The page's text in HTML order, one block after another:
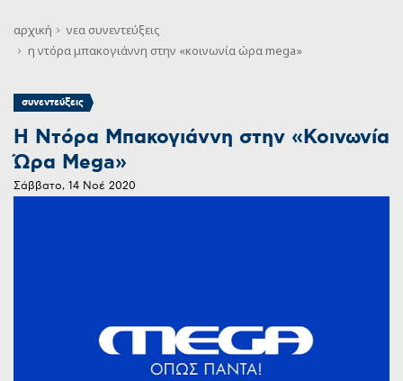
αρχική νεα συνεντεύξεις
η ντόρα μπακογιάννη στην «κοινωνία ώρα mega»
συνεντεύξεις
Η Ντόρα Μπακογιάννη στην «Κοινωνία
Ώρα Mega»
Σάββατο, 14 Νοέ 2020